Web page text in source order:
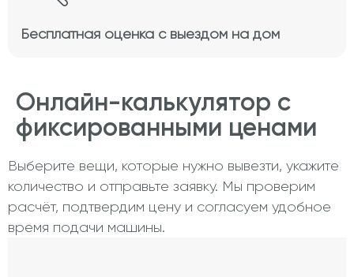
Бесплатная оценка с выездом на дом
Онлайн-калькулятор с
фиксированными ценами
Выберите вещи, которые нужно вывезти, укажите
количество и отправьте заявку. Мы проверим
расчёт, подтвердим цену и согласуем удобное
время подачи машины.